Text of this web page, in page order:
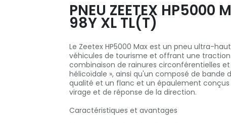
PNEU ZEETEX HP5000
98Y XL TL(T)
Le Zeetex HP5000 Max est un pneu ultra-
véhicules de tourisme et offrant une
combinaison de rainures circonférentielles
hélicoïdale », ainsi qu'un composé de bande
qualité et un flanc et un épaulement
virage et de réponse de la direction.
Caractéristiques et avantages